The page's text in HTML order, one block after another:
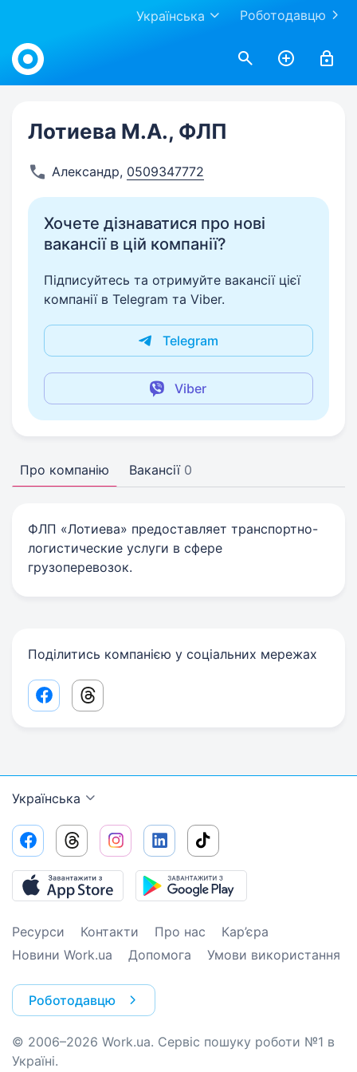
Роботодавцю
Українська
Work.ua
Лотиева М.А., ФЛП
Александр, 0509347772
Хочете дізнаватися про нові
вакансії в цій компанії?
Підписуйтесь та отримуйте вакансії цієї
компанії в Telegram та Viber.
Telegram
Viber
Про компанію Вакансії 0
ФЛП «Лотиева» предоставляет транспортно-
логистические услуги в сфере
грузоперевозок.
Поділитись компанією у соціальних мережах
Facebook share link
Threads share link
Українська
Ресурси Контакти Про нас
Кар’єра
Новини Work.ua
Допомога Умови використання
Роботодавцю
© 2006–2026 Work.ua. Сервіс пошуку роботи №1 в
Україні.